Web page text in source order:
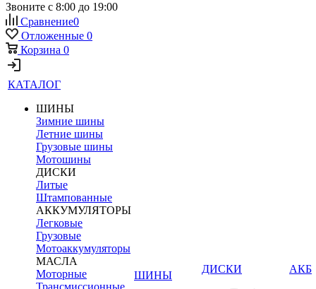
Звоните с 8:00 до 19:00
Сравнение0
Отложенные 0
Корзина 0
КАТАЛОГ
ШИНЫ
Зимние шины
Летние шины
Грузовые шины
Мотошины
ДИСКИ
Литые
Штампованные
АККУМУЛЯТОРЫ
Легковые
Грузовые
Мотоаккумуляторы
МАСЛА
Моторные
Трансмиссионные
ШИНЫ
ДИСКИ
АКБ